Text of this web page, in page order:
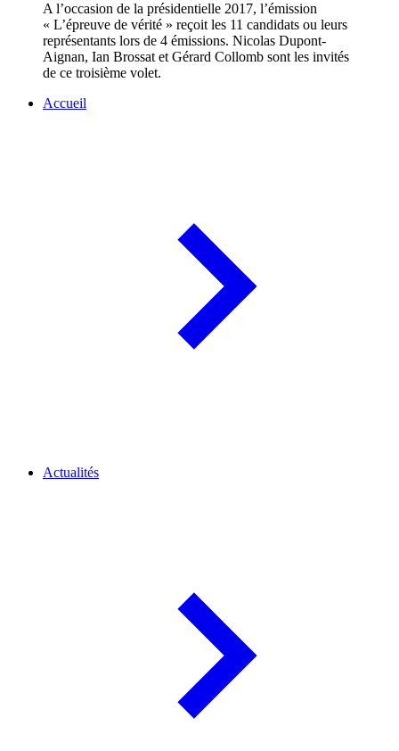
A l’occasion de la présidentielle 2017, l’émission
« L’épreuve de vérité » reçoit les 11 candidats ou leurs
représentants lors de 4 émissions. Nicolas Dupont-
Aignan, Ian Brossat et Gérard Collomb sont les invités
de ce troisième volet.
Accueil
Actualités